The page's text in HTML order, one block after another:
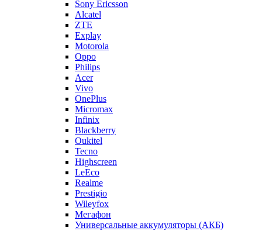
Sony Ericsson
Alcatel
ZTE
Explay
Motorola
Oppo
Philips
Acer
Vivo
OnePlus
Micromax
Infinix
Blackberry
Oukitel
Tecno
Highscreen
LeEco
Realme
Prestigio
Wileyfox
Мегафон
Универсальные аккумуляторы (АКБ)